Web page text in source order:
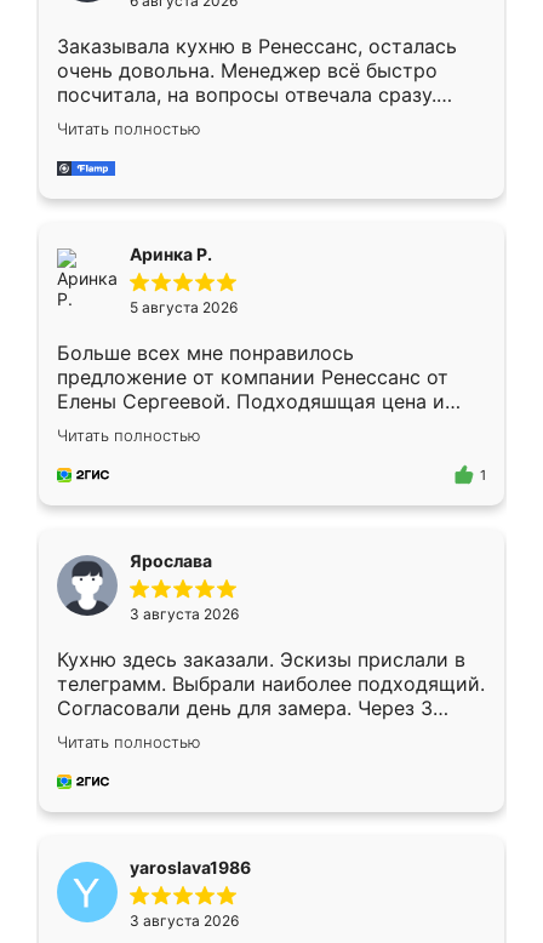
мебели буду заказывать только здесь.
Заказывала кухню в Ренессанс, осталась
очень довольна. Менеджер всё быстро
посчитала, на вопросы отвечала сразу.
Замерщик приехал в субботу, подошёл к
делу со всей ответственностью. Собрали
за день, ребята работали аккуратно, даже
Читать полностью
Аринка Р.
5 августа 2026
Больше всех мне понравилось
предложение от компании Ренессанс от
Елены Сергеевой. Подходяшщая цена и
короткие сроки изготовления. Приехавший
для замера сотрудник Владислав
предложил по моему эскизу самый
Читать полностью
1
Ярослава
3 августа 2026
Кухню здесь заказали. Эскизы прислали в
телеграмм. Выбрали наиболее подходящий.
Согласовали день для замера. Через 3
недели кухня была уже готова. Остались
довольны работой. Спасибо Ренессанс
мебель за качественную работу!
Читать полностью
yaroslava1986
3 августа 2026